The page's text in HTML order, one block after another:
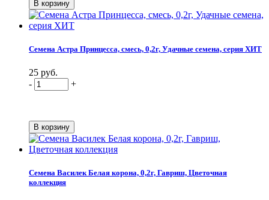
Семена Астра Принцесса, смесь, 0,2г, Удачные семена, серия ХИТ
25 руб.
-
+
Семена Василек Белая корона, 0,2г, Гавриш, Цветочная
коллекция